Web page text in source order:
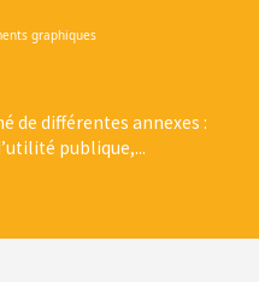
graphiques
de différentes annexes :
publique,...